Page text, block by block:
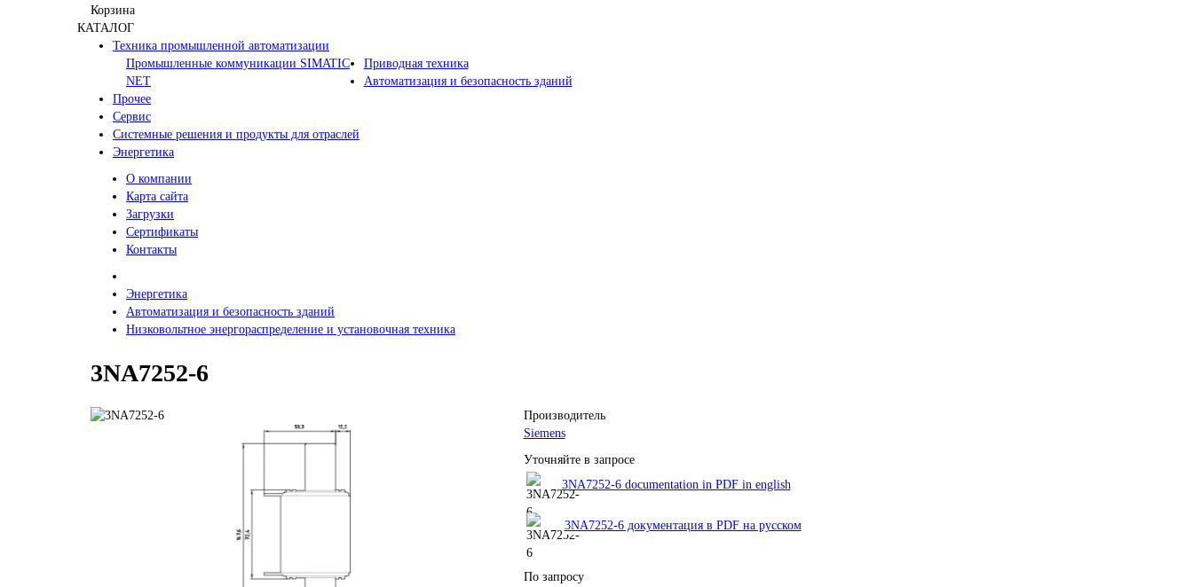
Корзина
КАТАЛОГ
Техника промышленной автоматизации
Промышленные коммуникации SIMATIC
NET
Приводная техника
Автоматизация и безопасность зданий
Прочее
Сервис
Системные решения и продукты для отраслей
Энергетика
О компании
Карта сайта
Загрузки
Сертификаты
Контакты
Энергетика
Автоматизация и безопасность зданий
Низковольтное энергораспределение и установочная техника
3NA7252-6
Производитель
Siemens
Уточняйте в запросе
3NA7252-6 documentation in PDF in english
3NA7252-6 документация в PDF на русском
По запросу